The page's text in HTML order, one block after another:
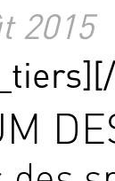
2015